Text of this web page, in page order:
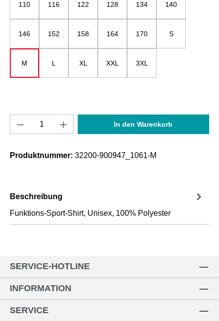
110 116 122 128 134 140
146 152 158 164 170 S
M L XL XXL 3XL
Produkt Anzahl: Gib den gewünschten
In den Warenkorb
Produktnummer: 32200-900947_1061-M
Beschreibung
Funktions-Sport-Shirt, Unisex, 100% Polyester
SERVICE-HOTLINE
INFORMATION
SERVICE